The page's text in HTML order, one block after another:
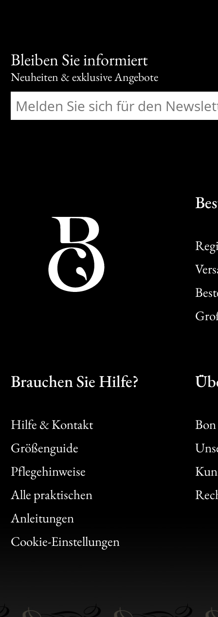
Bleiben Sie informiert
Neuheiten & exklusive Angebote
Brauchen Sie Hilfe?
Hilfe & Kontakt
Größenguide
Pflegehinweise
Alle praktischen
Anleitungen
Cookie-Einstellungen
Bon
Clic